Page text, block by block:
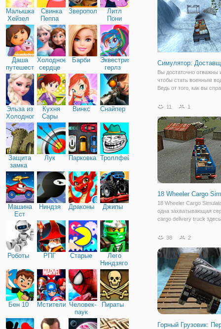
Малышка
Хейзел
Свинка
Пеппа
Зверополис
Литл
Пони
Дружба
Даша
путешественница
Холодное
сердце
Барби
Эквестрия
герлз
Эльза из
Холодного
сердца
Кухня
Сары
Винкс Снайпер
Защита
замка
Лук Парковка Троллфейс
Машина
Ест
Машину
Ниндзя Драконы Джипы
Роботы РПГ Старые
Лего
Ниндзяго
Бен 10 Мстители Человек-
паук
Пираты
Симулятор:
Вы достаточно отважны
чтобы стать военным
Ведь от того, как вы
оснащенность всей
Доставщик груза" вам
управлять мощным
11 1
18 Wheeler Cargo
18 Wheeler Cargo
одна захватывающая
cargo delivery truck
в эту игру? тогда
Погрузите свой грузовик
38 2
Горный Грузовик: